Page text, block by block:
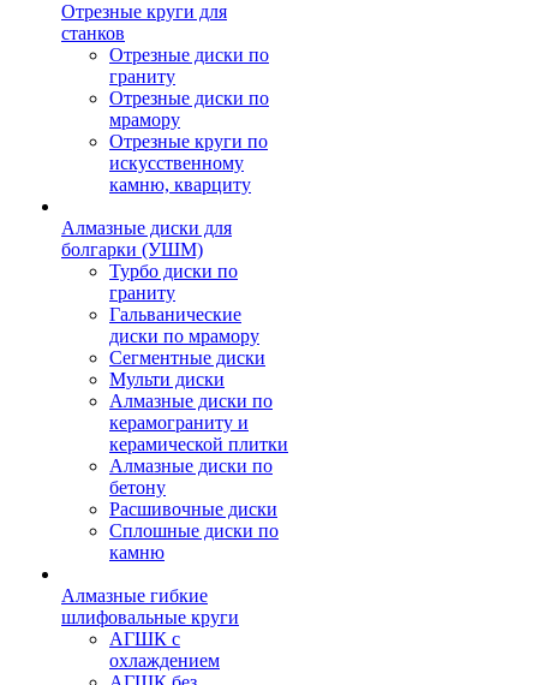
Отрезные круги для
станков
Отрезные диски по
граниту
Отрезные диски по
мрамору
Отрезные круги по
искусственному
камню, кварциту
Алмазные диски для
болгарки (УШМ)
Турбо диски по
граниту
Гальванические
диски по мрамору
Сегментные диски
Мульти диски
Алмазные диски по
керамограниту и
керамической плитки
Алмазные диски по
бетону
Расшивочные диски
Сплошные диски по
камню
Алмазные гибкие
шлифовальные круги
АГШК с
охлаждением